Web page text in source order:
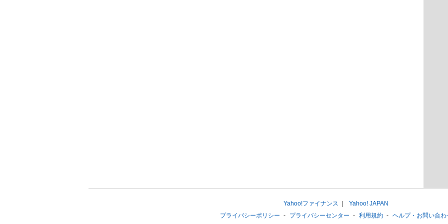
Yahoo!ファイナンス
Yahoo! JAPAN
プライバシーポリシー
プライバシーセンター 利用規約 ヘルプ・お問い合わ